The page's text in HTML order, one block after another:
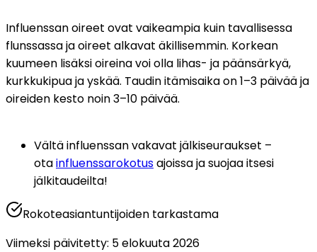
Influenssan oireet ovat vaikeampia kuin tavallisessa
flunssassa ja oireet alkavat äkillisemmin. Korkean
kuumeen lisäksi oireina voi olla lihas- ja päänsärkyä,
kurkkukipua ja yskää. Taudin itämisaika on 1–3 päivää ja
oireiden kesto noin 3–10 päivää.
Vältä influenssan vakavat jälkiseuraukset –
ota influenssarokotus ajoissa ja suojaa itsesi
jälkitaudeilta!
Rokoteasiantuntijoiden tarkastama
Viimeksi päivitetty: 5 elokuuta 2026